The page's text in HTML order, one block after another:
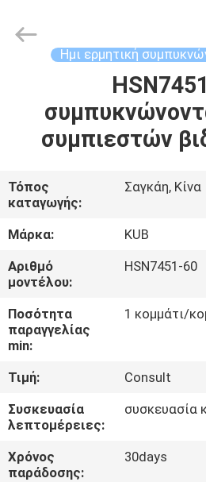
ΠΡΟΪΌΝΤΑ
ΕΜΦΆΝΙΣΗ
VR
ΠΕΡΊΠΟΥ
ΕΜΕΊΣ
ΓΎΡΟΣ
ΕΡΓΟΣΤΑΣΊΩΝ
ΠΟΙΟΤΙΚΌΣ
ΈΛΕΓΧΟΣ
Ημι ερμητική
συμπιεστών
Τόπος
καταγωγής:
Σαγκάη, Κίνα
Μάρκα:
KUB
Αριθμό
μοντέλου:
HSN7451-60
Ποσότητα
παραγγελίας
min:
1 κομμάτι/
Τιμή:
Consult
Συσκευασία
λεπτομέρειες:
συσκευασία
Χρόνος
παράδοσης:
30days